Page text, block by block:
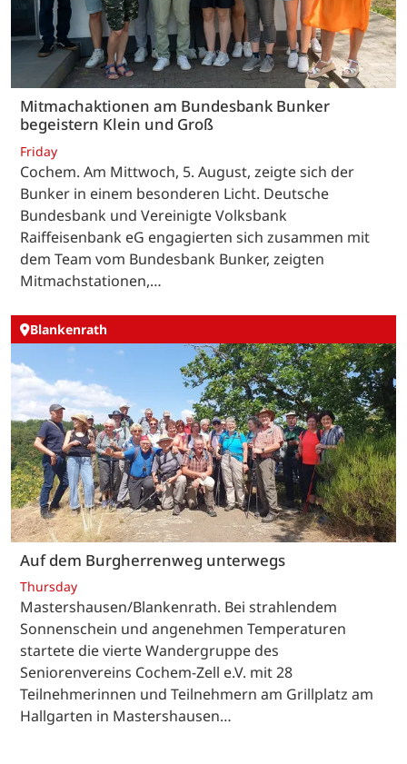
Mitmachaktionen am Bundesbank Bunker
begeistern Klein und Groß
Friday
Cochem. Am Mittwoch, 5. August, zeigte sich der
Bunker in einem besonderen Licht. Deutsche
Bundesbank und Vereinigte Volksbank
Raiffeisenbank eG engagierten sich zusammen mit
dem Team vom Bundesbank Bunker, zeigten
Mitmachstationen,…
Blankenrath
Auf dem Burgherrenweg unterwegs
Thursday
Mastershausen/Blankenrath. Bei strahlendem
Sonnenschein und angenehmen Temperaturen
startete die vierte Wandergruppe des
Seniorenvereins Cochem-Zell e.V. mit 28
Teilnehmerinnen und Teilnehmern am Grillplatz am
Hallgarten in Mastershausen…